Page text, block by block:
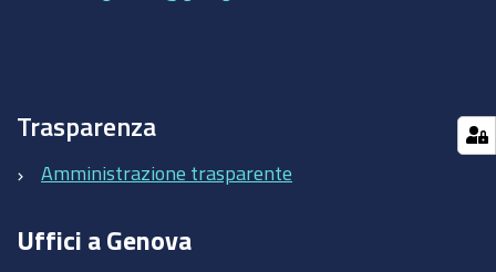
Trasparenza
Amministrazione trasparente
Uffici a Genova